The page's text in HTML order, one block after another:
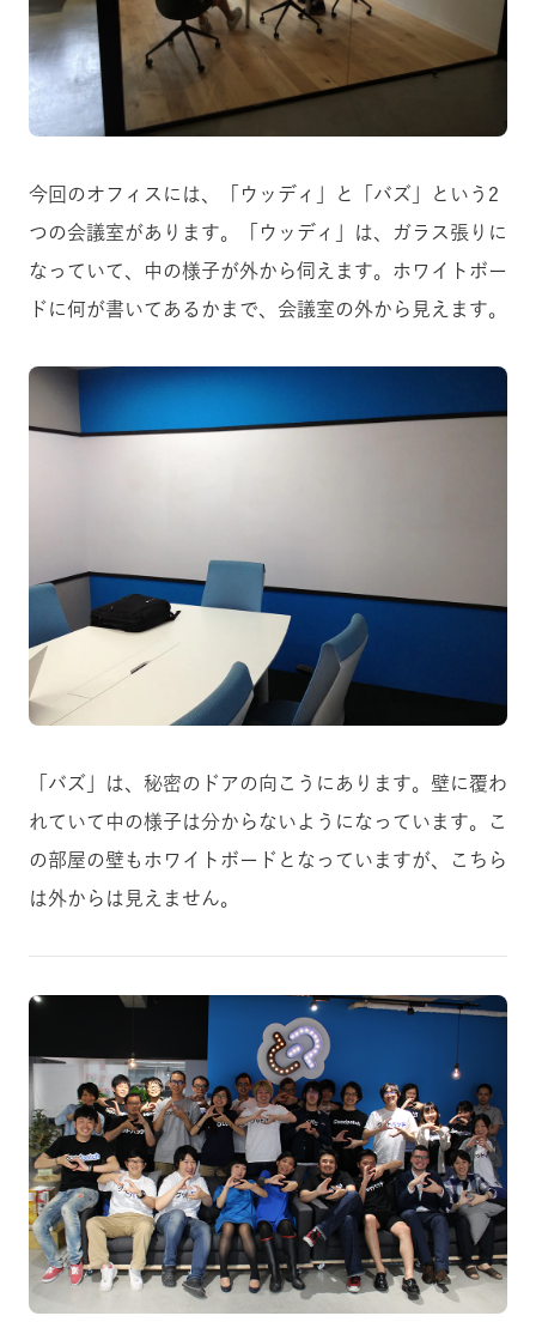
今回のオフィスには、「ウッディ」と「バズ」という2
つの会議室があります。「ウッディ」は、ガラス張りに
なっていて、中の様子が外から伺えます。ホワイトボー
ドに何が書いてあるかまで、会議室の外から見えます。
「バズ」は、秘密のドアの向こうにあります。壁に覆わ
れていて中の様子は分からないようになっています。こ
の部屋の壁もホワイトボードとなっていますが、こちら
は外からは見えません。